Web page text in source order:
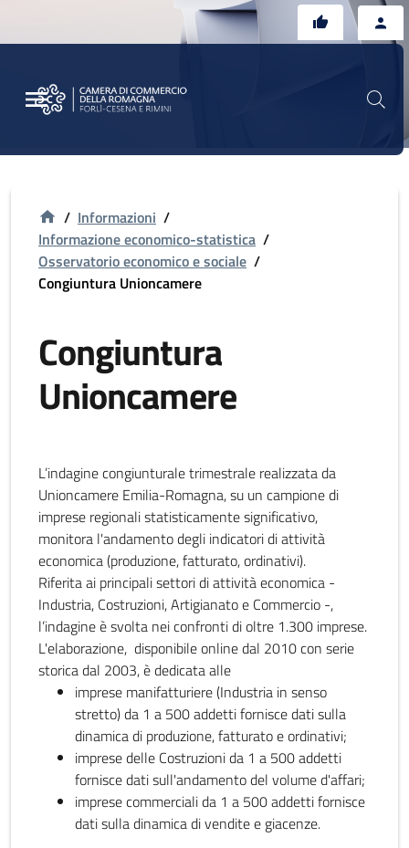
/ Informazioni /
Informazione economico-statistica /
Osservatorio economico e sociale /
Congiuntura Unioncamere
Congiuntura
Unioncamere
L’indagine congiunturale trimestrale realizzata da
Unioncamere Emilia-Romagna, su un campione di
imprese regionali statisticamente significativo,
monitora l'andamento degli indicatori di attività
economica (produzione, fatturato, ordinativi).
Riferita ai principali settori di attività economica -
Industria, Costruzioni, Artigianato e Commercio -,
l’indagine è svolta nei confronti di oltre 1.300 imprese.
L'elaborazione, disponibile online dal 2010 con serie
storica dal 2003, è dedicata alle
imprese manifatturiere (Industria in senso
stretto) da 1 a 500 addetti fornisce dati sulla
dinamica di produzione, fatturato e ordinativi;
imprese delle Costruzioni da 1 a 500 addetti
fornisce dati sull'andamento del volume d'affari;
imprese commerciali da 1 a 500 addetti fornisce
dati sulla dinamica di vendite e giacenze.